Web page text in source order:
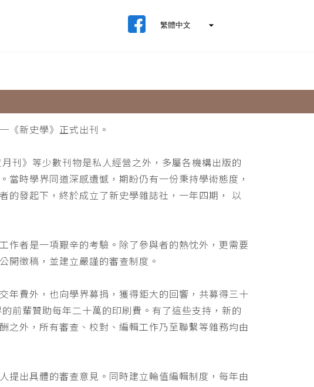
《新史學》正式出刊。
刊》等少數刊物是私人經營之外，多屬各機構出版的
時學界同道深感遺憾，期盼仍有一份秉持學術態度，
的發起下，終於成立了新史學雜誌社，一年四期， 以
作者是一項艱辛的考驗。除了參與者的熱忱外，更需要
開徵稿，並建立嚴謹的審查制度。
年費外，也向學界募捐，獲得鉅大的回響，共募得三十
前輩贊助每年二十萬的印刷費。有了這些支持，新的
之外，所有審查、校對、編輯工作乃至聯繫等雜務均由
提出具體的審查意見。同時建立輪值編輯制度，每年由